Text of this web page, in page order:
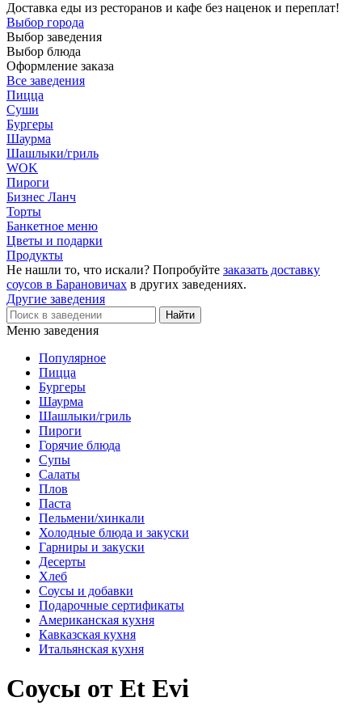
Доставка еды из ресторанов и кафе без наценок и переплат!
Выбор города
Выбор заведения
Выбор блюда
Оформление заказа
Все заведения
Пицца
Суши
Бургеры
Шаурма
Шашлыки/гриль
WOK
Пироги
Бизнес Ланч
Торты
Банкетное меню
Цветы и подарки
Продукты
Не нашли то, что искали? Попробуйте заказать доставку
соусов в Барановичах в других заведениях.
Другие заведения
Меню заведения
Популярное
Пицца
Бургеры
Шаурма
Шашлыки/гриль
Пироги
Горячие блюда
Супы
Салаты
Плов
Паста
Пельмени/хинкали
Холодные блюда и закуски
Гарниры и закуски
Десерты
Хлеб
Соусы и добавки
Подарочные сертификаты
Американская кухня
Кавказская кухня
Итальянская кухня
Соусы от Et Evi